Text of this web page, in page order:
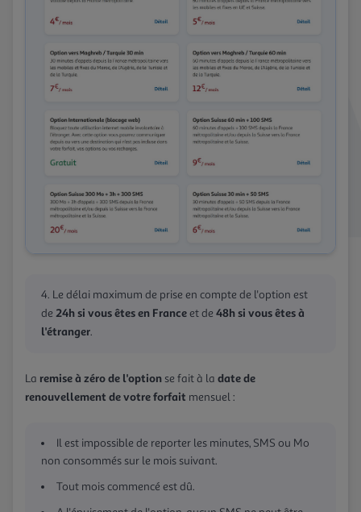
Le délai maximum de prise en compte de l'option est
de 24h si vous êtes en Franceet de 48h si vous êtes à
l'étranger.
La remise à zéro de l'option se fait à la date de
renouvellement de votre forfait mensuel :
Il est impossible de reporter les minutes, SMS ou Mo
non consommés sur le mois suivant.
Tout mois commencé est dû.